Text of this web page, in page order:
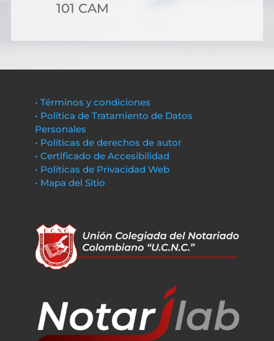
101 CAM
• Términos y condiciones
• Política de Tratamiento de Datos
Personales
• Políticas de derechos de autor
• Certificado de Accesibilidad
• Políticas de Privacidad Web
• Mapa del Sitio